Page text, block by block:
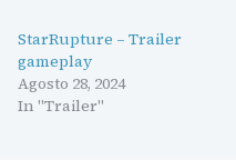
StarRupture – Trailer
gameplay
Agosto 28, 2024
In "Trailer"